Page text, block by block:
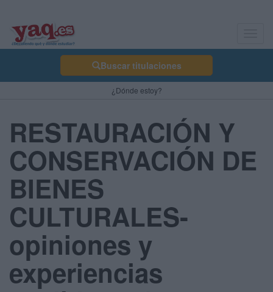
Buscar titulaciones
¿Dónde estoy?
RESTAURACIÓN Y
CONSERVACIÓN DE
BIENES
CULTURALES-
opiniones y
experiencias